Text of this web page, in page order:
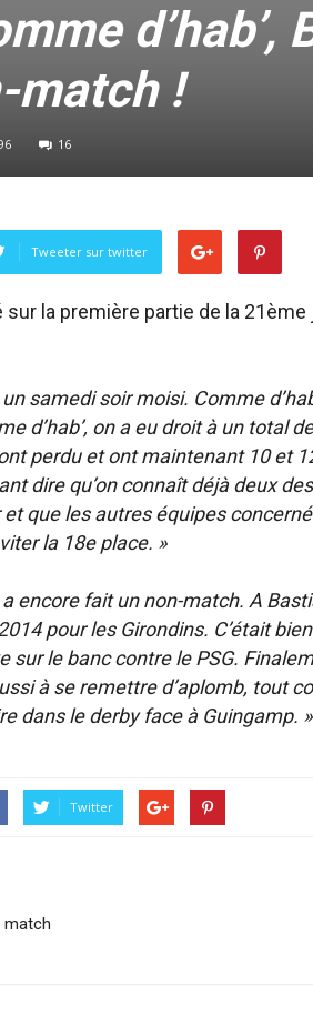
d’hab’,
match !
16
Tweeter sur twitter
sur la première partie de la
un samedi soir moisi. Comme
d’hab’, on a eu droit à un total
perdu et ont maintenant 10 et
dire qu’on connaît déjà deux
que les autres équipes
la 18e place. »
a encore fait un non-match. A
pour les Girondins. C’était
le banc contre le PSG.
à se remettre d’aplomb, tout
dans le derby face à Guingamp. »
Twitter
match